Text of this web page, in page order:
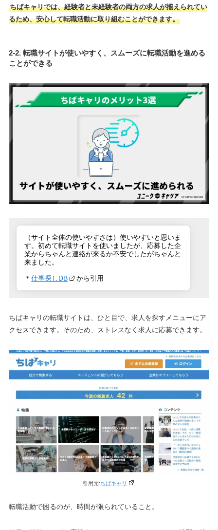
ちばキャリでは、経験者と未経験者の両方の求人が揃えられてい
るため、安心して転職活動に取り組むことができます。
2-2. 転職サイトが使いやすく、スムーズに転職活動を進める
ことができる
（サイト全体の使いやすさは）使いやすいと思いま
す。初めて転職サイトを使いましたが、応募した企
業からちゃんと連絡が来るか不安でしたがちゃんと
来ました。
＊仕事探しDB から引用
ちばキャリの転職サイトは、ひと目で、求人を探すメニューにア
クセスできます。そのため、ストレスなく求人に応募できます。
引用元:ちばキャリ
転職活動で困るのが、時間が限られていること。